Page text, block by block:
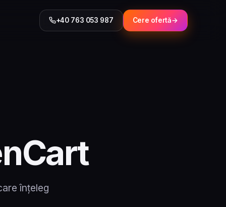
+40 763 053 987 Cere ofertă
înțeleg